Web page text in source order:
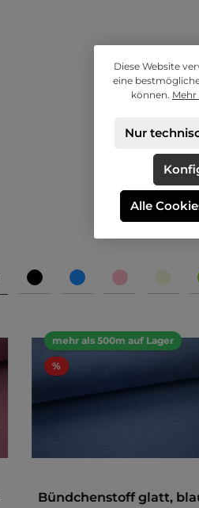
mehr als 500m auf Lager
%
Bündchenstoff glatt,
Diese Website
eine
können.
Nur
Alle